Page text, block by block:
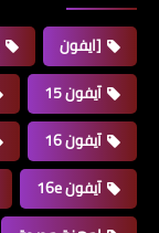
[ايفون
آيفون 15
آيفون 16
آيفون 16e